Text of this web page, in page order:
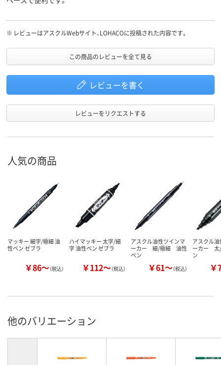
※ レビューはアスクルWebサイト、LOHACOに投稿された内容です。
この商品のレビューを全て見る
レビューを書く
レビューをリクエストする
人気の商品
マッキー 細字/極細 油
性ペン ゼブラ
￥86～（税込）
ハイマッキー 太字/細
字 油性ペン ゼブラ
￥112～（税込）
アスクル油性ツインマ
ーカー 細/極細 油性
ペン
￥61～（税込）
アスクル
ーカー
ン
￥
他のバリエーション